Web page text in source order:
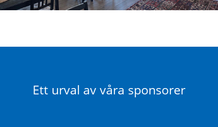
Ett urval av våra sponsorer